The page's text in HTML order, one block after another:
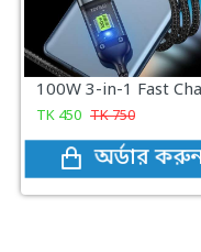
TK 450 TK750
অর্ডার করুন